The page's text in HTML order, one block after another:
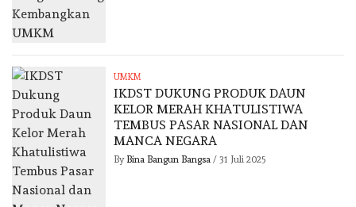
UMKM
IKDST DUKUNG PRODUK DAUN
KELOR MERAH KHATULISTIWA
TEMBUS PASAR NASIONAL DAN
MANCA NEGARA
By Bina Bangun Bangsa / 31 Juli 2025